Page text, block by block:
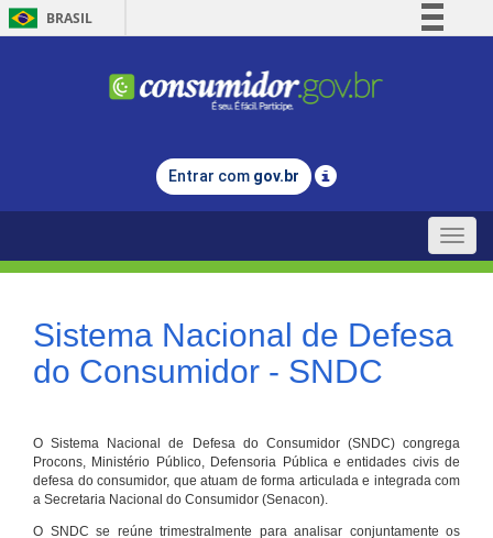
BRASIL
Comunica BR
Legislação
Entrar com gov.br
Toggle
Sistema Nacional de Defesa
do Consumidor - SNDC
O Sistema Nacional de Defesa do Consumidor (SNDC) congrega
Procons, Ministério Público, Defensoria Pública e entidades civis de
defesa do consumidor, que atuam de forma articulada e integrada com
a Secretaria Nacional do Consumidor (Senacon).
O SNDC se reúne trimestralmente para analisar conjuntamente os